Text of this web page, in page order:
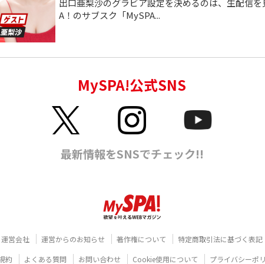
出口亜梨沙のグラビア設定を決めるのは、生配信
A！のサブスク「MySPA...
運営会社 運営からのお知らせ 著作権について
特定商取引法に基づく表記
約
よくある質問 お問い合わせ Cookie使用について プライバシーポ